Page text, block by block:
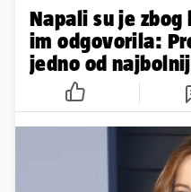
Napali su je zbog
im odgovorila:
jedno od